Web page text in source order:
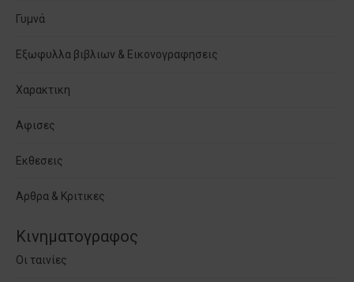
Γυμνά
Εξωφυλλα βιβλιων & Εικονογραφησεις
Χαρακτικη
Αφισες
Εκθεσεις
Αρθρα & Κριτικες
Κινηματογραφος
Οι ταινίες